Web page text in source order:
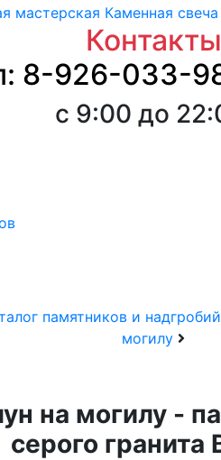
Контакты
8-926-033-
с 9:00 до
памятников и
могилу
на могилу -
серого гранита